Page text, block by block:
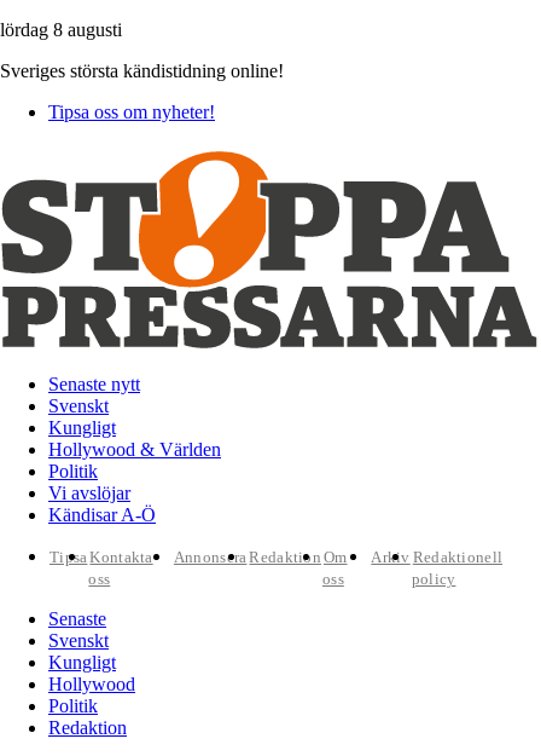
lördag 8 augusti
Sveriges största kändistidning online!
Tipsa oss om nyheter!
Senaste nytt
Svenskt
Kungligt
Hollywood & Världen
Politik
Vi avslöjar
Kändisar A-Ö
TipsaKontakta
oss
AnnonseraRedaktion Om
oss
Arkiv Redaktionell
policy
Senaste
Svenskt
Kungligt
Hollywood
Politik
Redaktion